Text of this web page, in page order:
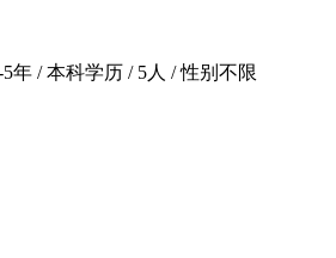
年 / 本科学历 / 5人 / 性别不限